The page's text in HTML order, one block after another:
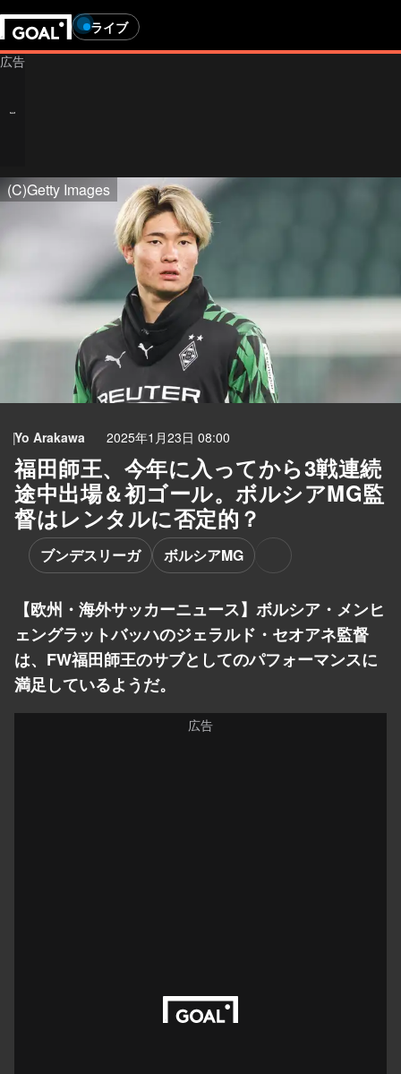
ライブ
(C)Getty Images
Yo Arakawa 2025年1月23日 08:00
福田師王、今年に入ってから3戦連続
途中出場＆初ゴール。ボルシアMG監
督はレンタルに否定的？
ブンデスリーガ ボルシアMG
【欧州・海外サッカーニュース】ボルシア・メンヒ
ェングラットバッハのジェラルド・セオアネ監督
は、FW福田師王のサブとしてのパフォーマンスに
満足しているようだ。